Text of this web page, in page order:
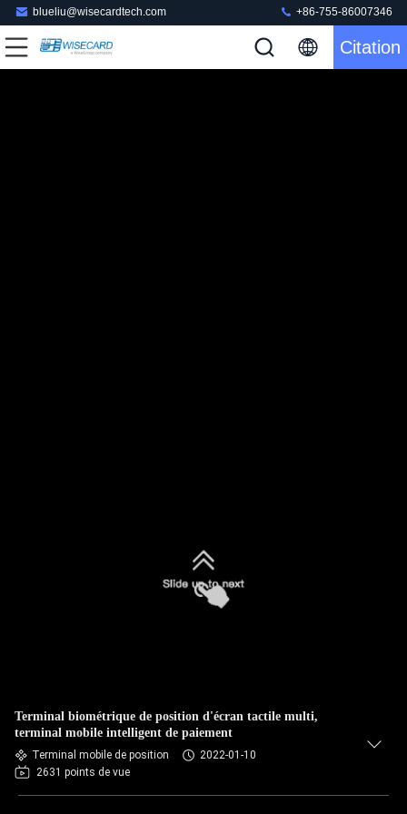
blueliu@wisecardtech.com +86-755-86007346
Citation
Terminal biométrique de position d'écran tactile multi,
terminal mobile intelligent de paiement
Terminal mobile de position
2022-01-10
2631 points de vue